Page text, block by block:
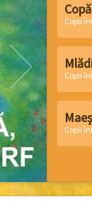
Copii
Copii
Copii